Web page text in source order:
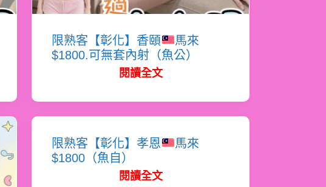
限熟客【彰化】香頤
馬來
$1800.可無套內射（魚公）
閱讀全文
限熟客【彰化】孝恩
馬來
$1800（魚自）
閱讀全文